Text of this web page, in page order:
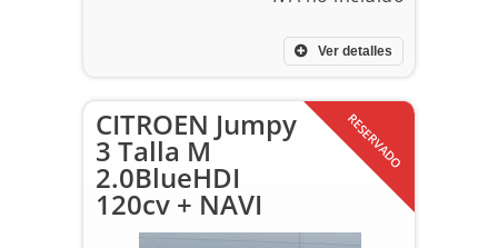
Ver detalles
RESERVADO
CITROEN Jumpy
3 Talla M
2.0BlueHDI
120cv + NAVI